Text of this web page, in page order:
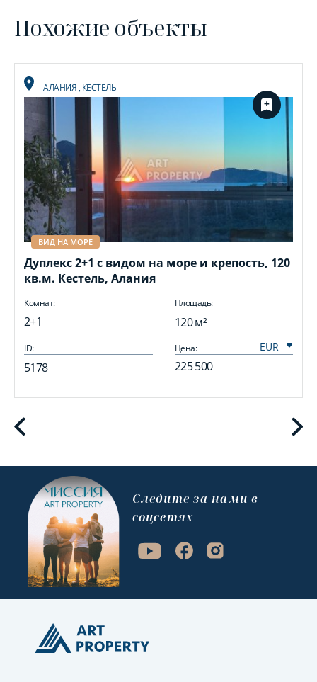
Похожие объекты
АЛАНИЯ, КЕСТЕЛЬ
ВИД НА МОРЕ
Дуплекс 2+1 с видом на море и крепость, 120
кв.м. Кестель, Алания
Комнат:
2+1
Площадь:
120 м²
ID:
5178
Цена:
225 500
Cледите за нами в
соцсетях